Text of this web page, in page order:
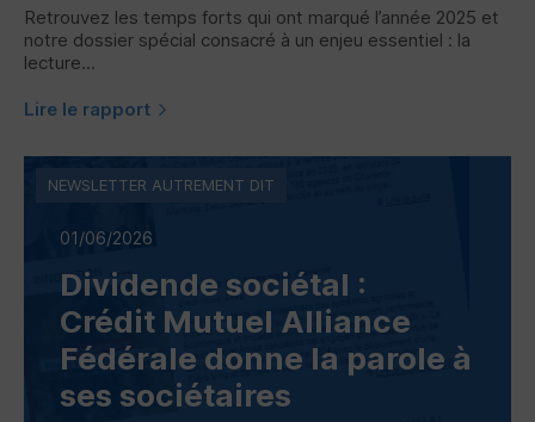
Retrouvez les temps forts qui ont marqué l’année 2025 et
notre dossier spécial consacré à un enjeu essentiel : la
lecture...
Lire le rapport
01/06/2026
Dividende sociétal :
Crédit Mutuel Alliance
Fédérale donne la parole à
ses sociétaires
NEWSLETTER AUTREMENT DIT